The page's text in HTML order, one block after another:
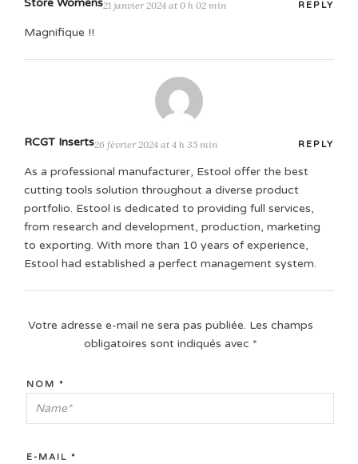
Store Womens21 janvier 2024 at 0 h 02 min REPLY
Magnifique !!
RCGT Inserts26 février 2024 at 4 h 35 min REPLY
As a professional manufacturer, Estool offer the best
cutting tools solution throughout a diverse product
portfolio. Estool is dedicated to providing full services,
from research and development, production, marketing
to exporting. With more than 10 years of experience,
Estool had established a perfect management system.
Votre adresse e-mail ne sera pas publiée. Les champs
obligatoires sont indiqués avec *
NOM *
E-MAIL *